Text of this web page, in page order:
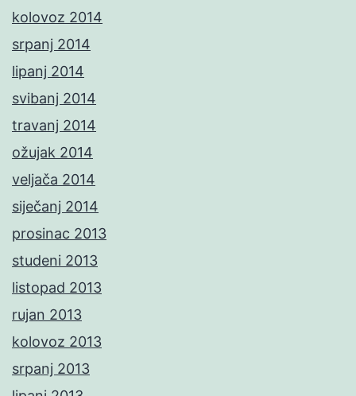
kolovoz 2014
srpanj 2014
lipanj 2014
svibanj 2014
travanj 2014
ožujak 2014
veljača 2014
siječanj 2014
prosinac 2013
studeni 2013
listopad 2013
rujan 2013
kolovoz 2013
srpanj 2013